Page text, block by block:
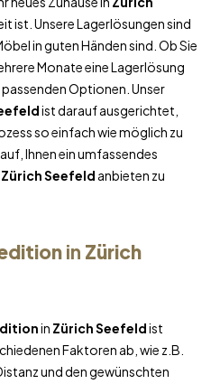
ist. Unsere Lagerlösungen sind
in guten Händen sind. Ob Sie
Monate eine Lagerlösung
Optionen. Unser
ist darauf ausgerichtet,
so einfach wie möglich zu
Ihnen ein umfassendes
Zürich Seefeld anbieten zu
in Zürich
in Zürich Seefeldist
Faktoren ab, wie z.B.
und den gewünschten